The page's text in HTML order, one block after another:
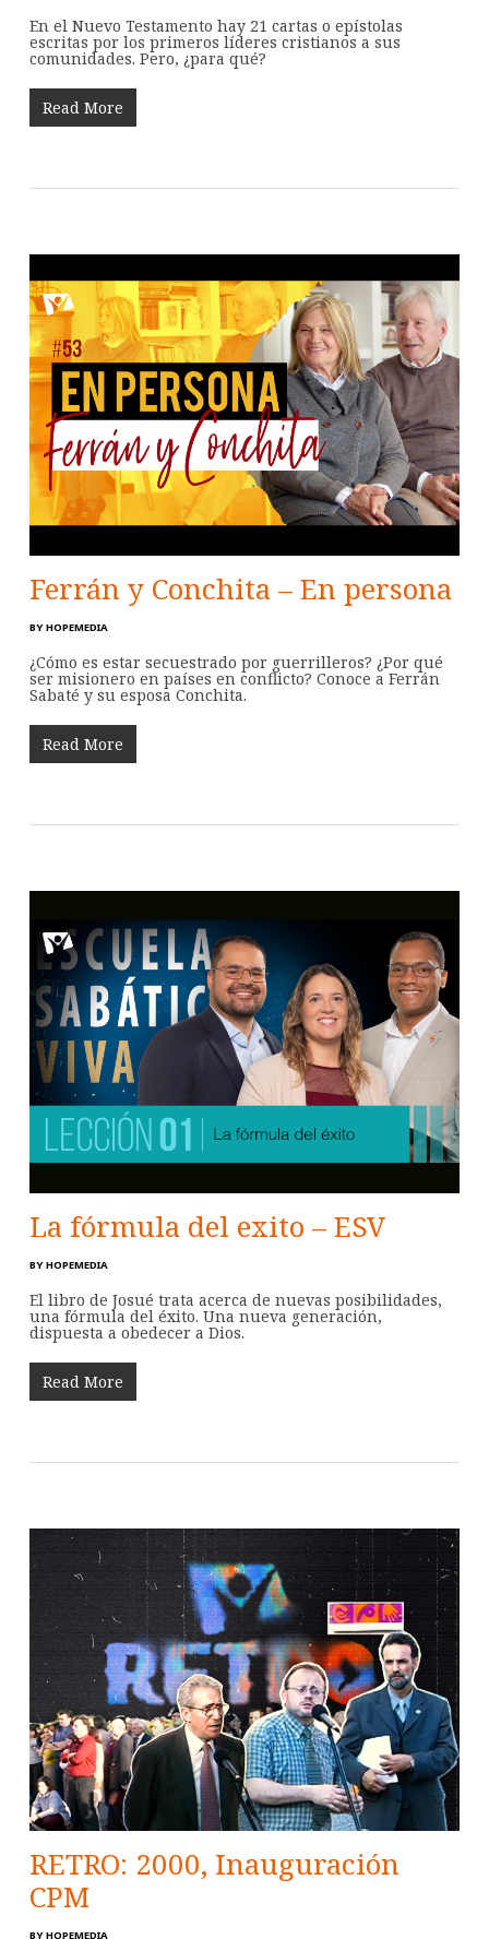
En el Nuevo Testamento hay 21 cartas o epístolas
escritas por los primeros líderes cristianos a sus
comunidades. Pero, ¿para qué?
Read More
Ferrán y Conchita – En persona
BY HOPEMEDIA
¿Cómo es estar secuestrado por guerrilleros? ¿Por qué
ser misionero en países en conflicto? Conoce a Ferrán
Sabaté y su esposa Conchita.
Read More
La fórmula del exito – ESV
BY HOPEMEDIA
El libro de Josué trata acerca de nuevas posibilidades,
una fórmula del éxito. Una nueva generación,
dispuesta a obedecer a Dios.
Read More
RETRO: 2000, Inauguración
CPM
BY HOPEMEDIA